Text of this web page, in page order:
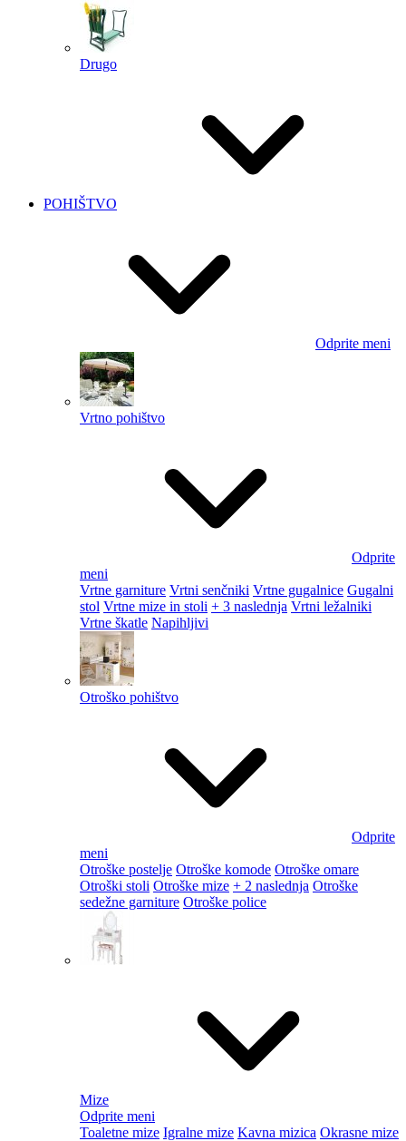
Drugo
POHIŠTVO
Odprite meni
Vrtno pohištvo
Odprite
meni
Vrtne garniture Vrtni senčniki Vrtne gugalnice Gugalni
stol Vrtne mize in stoli + 3 naslednja Vrtni ležalniki
Vrtne škatle Napihljivi
Otroško pohištvo
Odprite
meni
Otroške postelje Otroške komode Otroške omare
Otroški stoli Otroške mize + 2 naslednja Otroške
sedežne garniture Otroške police
Mize
Odprite meni
Toaletne mize Igralne mize Kavna mizica Okrasne mize